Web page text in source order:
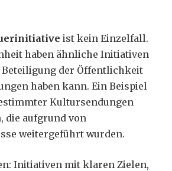
ist kein Einzelfall.
haben ähnliche Initiativen
Beteiligung der Öffentlichkeit
haben kann. Ein Beispiel
Kultursendungen
die aufgrund von
weitergeführt wurden.
Initiativen mit klaren Zielen,